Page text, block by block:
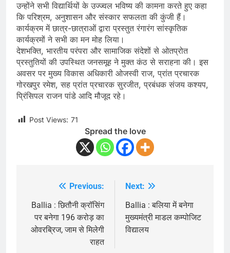
उन्होंने सभी विद्यार्थियों के उज्ज्वल भविष्य की कामना करते हुए कहा
कि परिश्रम, अनुशासन और संस्कार सफलता की कुंजी हैं।
कार्यक्रम में छात्र-छात्राओं द्वारा प्रस्तुत रंगारंग सांस्कृतिक
कार्यक्रमों ने सभी का मन मोह लिया।
देशभक्ति, भारतीय परंपरा और सामाजिक संदेशों से ओतप्रोत
प्रस्तुतियों की उपस्थित जनसमूह ने मुक्त कंठ से सराहना की। इस
अवसर पर मुख्य विकास अधिकारी ओजस्वी राज, प्रांत प्रचारक
गोरखपुर रमेश, सह प्रांत प्रचारक सुरजीत, प्रबंधक संजय कश्यप,
प्रिंसिपल राजन पांडे आदि मौजूद रहे।
Post Views: 71
Spread the love
navigation
Previous:
Ballia : छितौनी क्रॉसिंग
पर बनेगा 196 करोड़ का
ओवरब्रिज, जाम से मिलेगी
राहत
Next:
Ballia : बलिया में बनेगा
मुख्यमंत्री माडल कम्पोजिट
विद्यालय